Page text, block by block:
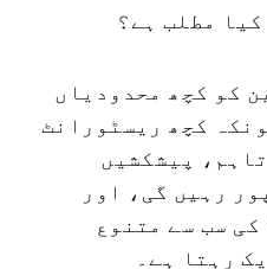
مطلب ہے؟
کو کچھ محدودیاں
کچھ ریسٹورانٹ
پیشکشیں
رہیں گی، اور
سب سے متنوع
رہتا ہے۔